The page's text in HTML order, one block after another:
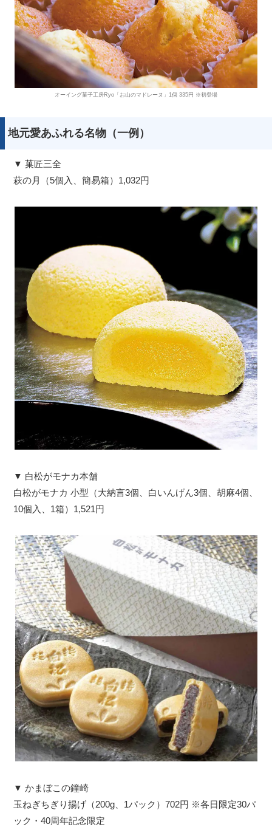
オーイング菓子工房Ryo「お山のマドレーヌ」1個 335円 ※初登場
地元愛あふれる名物（一例）
▼ 菓匠三全
萩の月（5個入、簡易箱）1,032円
▼ 白松がモナカ本舗
白松がモナカ 小型（大納言3個、白いんげん3個、胡麻4個、
10個入、1箱）1,521円
▼ かまぼこの鐘崎
玉ねぎちぎり揚げ（200g、1パック）702円 ※各日限定30パ
ック・40周年記念限定